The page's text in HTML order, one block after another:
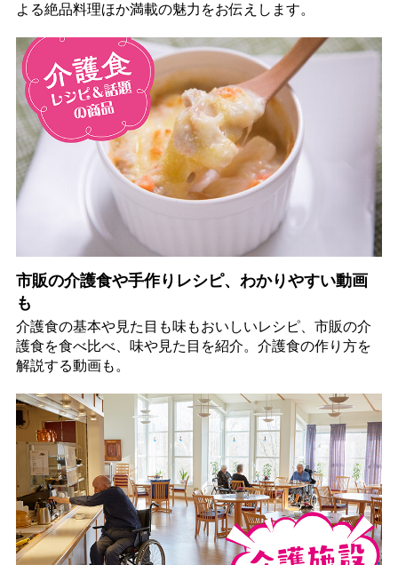
よる絶品料理ほか満載の魅力をお伝えします。
市販の介護食や手作りレシピ、わかりやすい動画
も
介護食の基本や見た目も味もおいしいレシピ、市販の介
護食を食べ比べ、味や見た目を紹介。介護食の作り方を
解説する動画も。